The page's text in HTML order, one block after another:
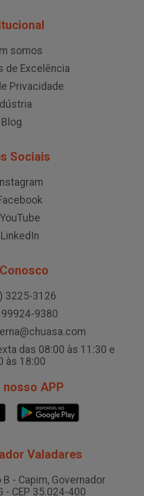
somos
de Excelência
Privacidade
Blog
Sociais
Instagram
YouTube
LinkedIn
3225-3126
9380
das 08:00 às 11:30 e
às 18:00
nosso APP
Valadares
B - Capim, Governador
- CEP 35.024-400